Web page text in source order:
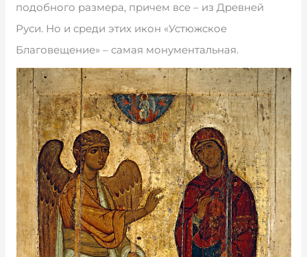
подобного размера, причем все – из Древней
Руси. Но и среди этих икон «Устюжское
Благовещение» – самая монументальная.